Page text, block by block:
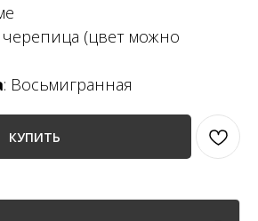
черепица (цвет можно
: Восьмигранная
КУПИТЬ